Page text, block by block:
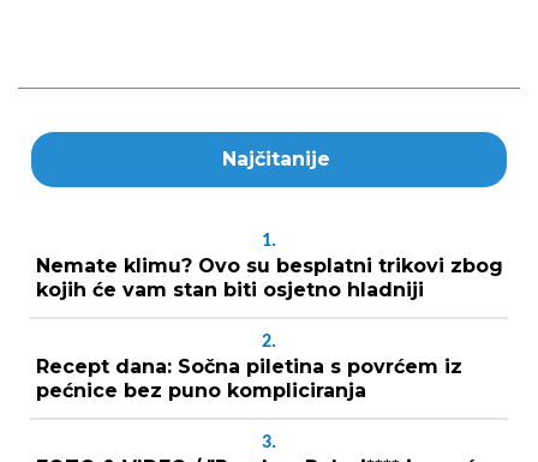
Najčitanije
1.
Nemate klimu? Ovo su besplatni trikovi zbog
kojih će vam stan biti osjetno hladniji
2.
Recept dana: Sočna piletina s povrćem iz
pećnice bez puno kompliciranja
3.